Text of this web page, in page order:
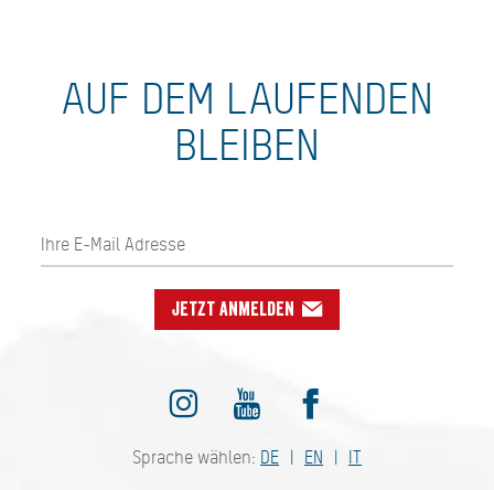
AUF DEM LAUFENDEN
BLEIBEN
Jetzt anmelden
Sprache wählen: DE EN IT